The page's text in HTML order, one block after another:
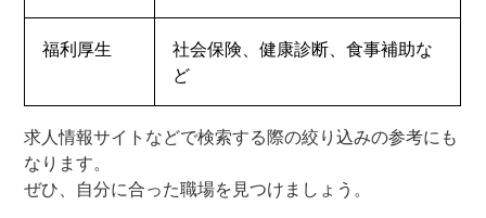
福利厚生
社会保険、健康診断、食事補助な
ど
求人情報サイトなどで検索する際の絞り込みの参考にも
なります。
ぜひ、自分に合った職場を見つけましょう。